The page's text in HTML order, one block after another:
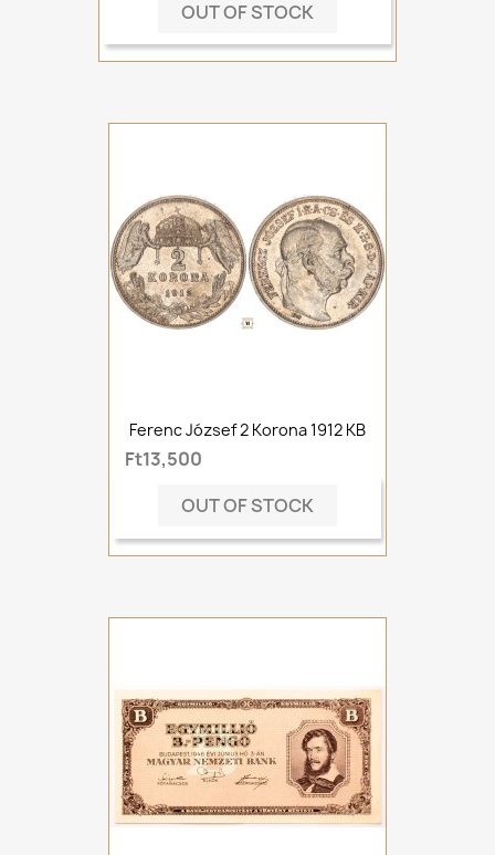
OUT OF STOCK
Ferenc József 2 Korona 1912 KB
Ft13,500
OUT OF STOCK